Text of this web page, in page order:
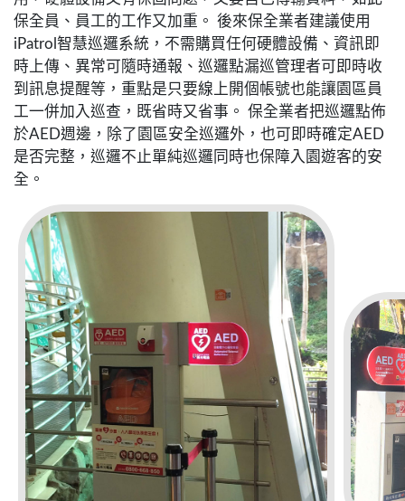
保全員、員工的工作又加重。 後來保全業者建議使用
iPatrol智慧巡邏系統，不需購買任何硬體設備、資訊即
時上傳、異常可隨時通報、巡邏點漏巡管理者可即時收
到訊息提醒等，重點是只要線上開個帳號也能讓園區員
工一併加入巡查，既省時又省事。 保全業者把巡邏點佈
於AED週邊，除了園區安全巡邏外，也可即時確定AED
是否完整，巡邏不止單純巡邏同時也保障入園遊客的安
全。